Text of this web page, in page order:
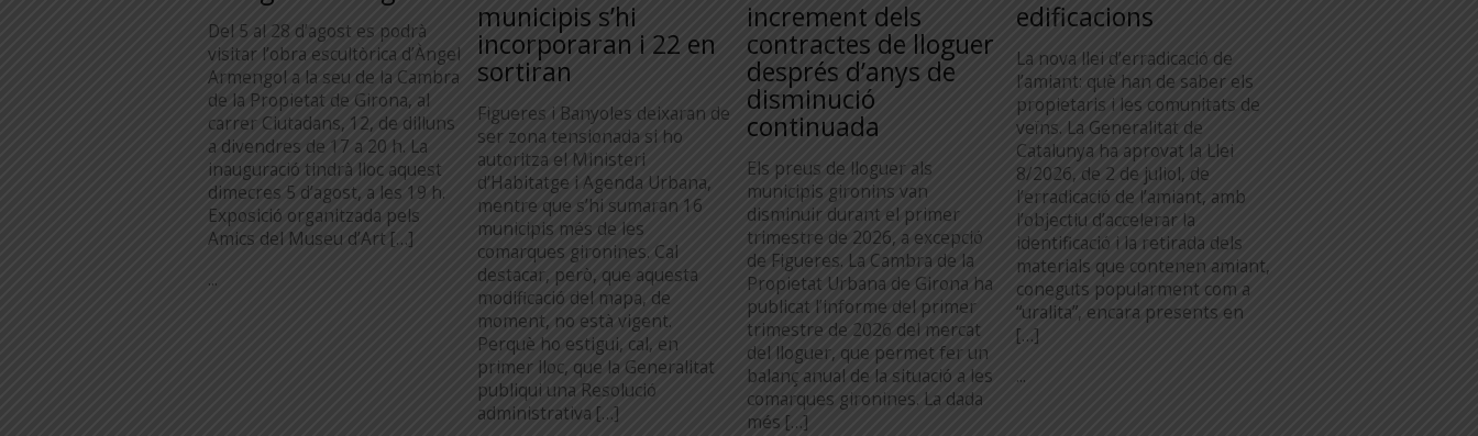
Del 5 al 28 d’agost es podrà
visitar l’obra escultòrica d’Àngel
Armengol a la seu de la Cambra
de la Propietat de Girona, al
carrer Ciutadans, 12, de dilluns
a divendres de 17 a 20 h. La
inauguració tindrà lloc aquest
dimecres 5 d’agost, a les 19 h.
Exposició organitzada pels
Amics del Museu d’Art […]
...
municipis s’hi
incorporaran i 22 en
sortiran
Figueres i Banyoles deixaran de
ser zona tensionada si ho
autoritza el Ministeri
d’Habitatge i Agenda Urbana,
mentre que s’hi sumaran 16
municipis més de les
comarques gironines. Cal
destacar, però, que aquesta
modificació del mapa, de
moment, no està vigent.
Perquè ho estigui, cal, en
primer lloc, que la Generalitat
publiqui una Resolució
administrativa […]
increment dels
contractes de lloguer
després d’anys de
disminució
continuada
Els preus de lloguer als
municipis gironins van
disminuir durant el primer
trimestre de 2026, a excepció
de Figueres. La Cambra de la
Propietat Urbana de Girona ha
publicat l’informe del primer
trimestre de 2026 del mercat
del lloguer, que permet fer un
balanç anual de la situació a les
comarques gironines. La dada
més […]
edificacions
La nova llei d’erradicació de
l’amiant: què han de saber els
propietaris i les comunitats de
veïns. La Generalitat de
Catalunya ha aprovat la Llei
8/2026, de 2 de juliol, de
l’erradicació de l’amiant, amb
l’objectiu d’accelerar la
identificació i la retirada dels
materials que contenen amiant,
coneguts popularment com a
“uralita”, encara presents en
[…]
...